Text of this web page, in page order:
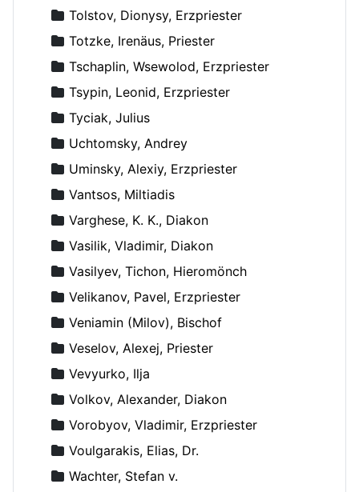
Tolstov, Dionysy, Erzpriester
Totzke, Irenäus, Priester
Tschaplin, Wsewolod, Erzpriester
Tsypin, Leonid, Erzpriester
Tyciak, Julius
Uchtomsky, Andrey
Uminsky, Alexiy, Erzpriester
Vantsos, Miltiadis
Varghese, K. K., Diakon
Vasilik, Vladimir, Diakon
Vasilyev, Tichon, Hieromönch
Velikanov, Pavel, Erzpriester
Veniamin (Milov), Bischof
Veselov, Alexej, Priester
Vevyurko, Ilja
Volkov, Alexander, Diakon
Vorobyov, Vladimir, Erzpriester
Voulgarakis, Elias, Dr.
Wachter, Stefan v.